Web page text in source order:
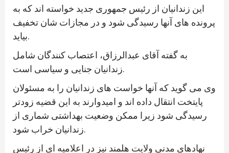
این زندانیان از رئیس جمهوری جدید خواسته اند که به
پرونده های آنها رسیدگی شود و در مجازات شان تخفیف
بیاید.
به گفته آقای عبدالرزاق، اعتصاب کنندگان شامل
زندانیان جنایی و سیاسی است.
وی می گوید که آنها خواست های زندانیان را به مسئولان
پایتخت انتقال داده اند و امیدوارند به این قضیه زودتر
رسیدگی شود زیرا ممکن وضعیت بهداشتی شماری از
زندانیان خراب شود.
نهادهای مدنی ولایت هلمند نیز در اعلامیه ای از رئیس